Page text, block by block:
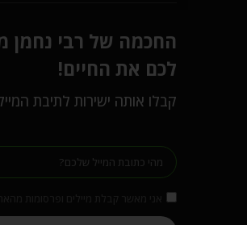
החכמה של רבי נחמן
לכם את החיים!
קבלו אותה ישירות לתיבת